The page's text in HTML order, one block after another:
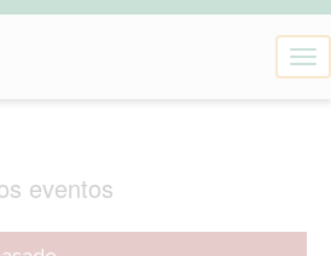
T
o
a
eventos